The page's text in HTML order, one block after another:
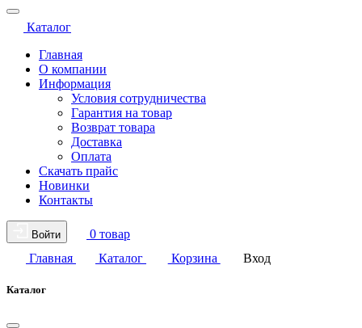
Каталог
Главная
О компании
Информация
Условия сотрудничества
Гарантия на товар
Возврат товара
Доставка
Оплата
Скачать прайс
Новинки
Контакты
Войти
0 товар
Главная
Каталог Корзина Вход
Каталог